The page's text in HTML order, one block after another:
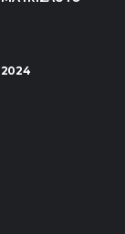
2024